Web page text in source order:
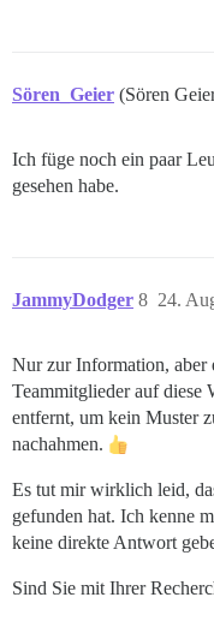
Sören_Geier (Sören
Ich füge noch ein paar
gesehen habe.
JammyDodger 24.
8
Nur zur Information, aber
Teammitglieder auf diese
entfernt, um kein Muster
nachahmen.
Es tut mir wirklich leid,
gefunden hat. Ich kenne
keine direkte Antwort
Sind Sie mit Ihrer